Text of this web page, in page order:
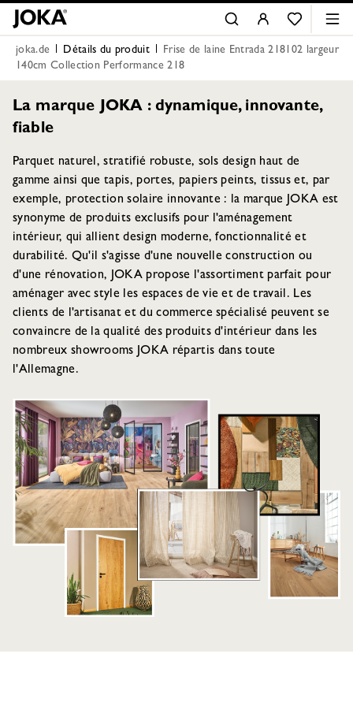
joka.de Détails du produit
Frise de laine Entrada 218102 largeur
140cm Collection Performance 218
La marque JOKA : dynamique, innovante,
fiable
Parquet naturel, stratifié robuste, sols design haut de
gamme ainsi que tapis, portes, papiers peints, tissus et, par
exemple, protection solaire innovante : la marque JOKA est
synonyme de produits exclusifs pour l'aménagement
intérieur, qui allient design moderne, fonctionnalité et
durabilité. Qu'il s'agisse d'une nouvelle construction ou
d'une rénovation, JOKA propose l'assortiment parfait pour
aménager avec style les espaces de vie et de travail. Les
clients de l'artisanat et du commerce spécialisé peuvent se
convaincre de la qualité des produits d'intérieur dans les
nombreux showrooms JOKA répartis dans toute
l'Allemagne.